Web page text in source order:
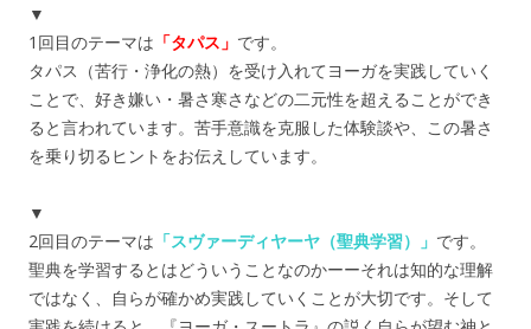
▼
1回目のテーマは 「タパス」 です。
タパス（苦行・浄化の熱）を受け入れてヨーガを実践していく
ことで、好き嫌い・暑さ寒さなどの二元性を超えることができ
ると言われています。苦手意識を克服した体験談や、この暑さ
を乗り切るヒントをお伝えしています。
▼
2回目のテーマは 「スヴァーディヤーヤ（聖典学習）」 です。
聖典を学習するとはどういうことなのかーーそれは知的な理解
ではなく、自らが確かめ実践していくことが大切です。そして